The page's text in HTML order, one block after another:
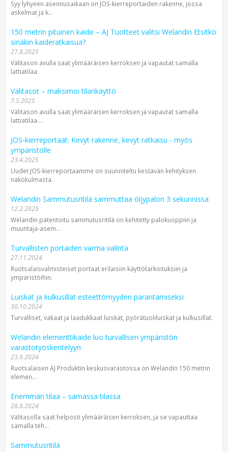
Syy lyhyeen asennusaikaan on JOS-kierreportaiden rakenne, jossa
askelmat ja k...
150 metrin pituinen kaide – AJ Tuotteet valitsi Welandin Etsitkö
sinäkin kaideratkaisua?
27.8.2025
Välitason avulla saat ylimääräisen kerroksen ja vapautat samalla
lattiatilaa.
Välitasot – maksimoi tilankäyttö
7.5.2025
Välitason avulla saat ylimääräisen kerroksen ja vapautat samalla
lattiatilaa....
JOS-kierreportaat: Kevyt rakenne, kevyt ratkaisu - myös
ympäristölle
23.4.2025
Uudet JOS-kierreportaamme on suunniteltu kestävän kehityksen
näkökulmasta.
Welandin Sammutusritilä sammuttaa öljypalon 3 sekunnissa
12.2.2025
Welandin patentoitu sammutusritilä on kehitetty palokuoppiin ja
muuntaja-asem...
Turvallisten portaiden varma valinta
27.11.2024
Ruotsalaisvalmisteiset portaat erilaisiin käyttötarkoituksiin ja
ympäristöihin.
Luiskat ja kulkusillat esteettömyyden parantamiseksi
30.10.2024
Turvalliset, vakaat ja laadukkaat luiskat, pyörätuoliluiskat ja kulkusillat.
Welandin elementtikaide luo turvallisen ympäristön
varastotyöskentelyyn
23.9.2024
Ruotsalaisen AJ Produktin keskus­varastossa on Welandin 150 metrin
elemen...
Enemmän tilaa – samassa tilassa
28.8.2024
Välitasolla saat helposti ylimääräisen kerroksen, ja se vapauttaa
samalla teh...
Sammutusritilä